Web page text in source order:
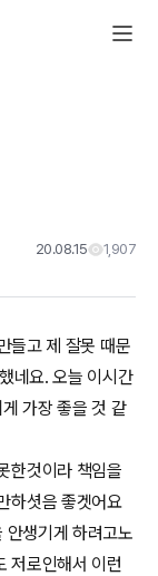
20.08.15 1,907
들고 제 잘못 때문
네요. 오늘 이시간
가장 좋을 것 같
한것이라 책임을
하셧음 좋겟어요
안생기게 하려고노
저로인해서 이런